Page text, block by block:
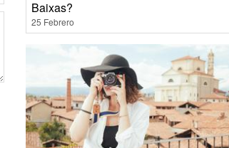
Baixas?
25 Febrero